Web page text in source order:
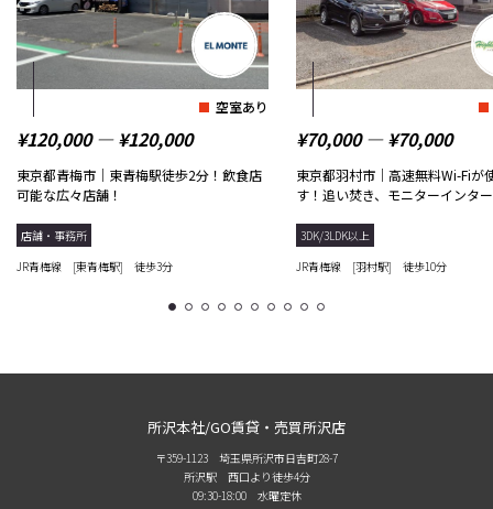
空室あり
¥120,000 ― ¥120,000
東京都青梅市｜東青梅駅徒歩2分！飲食店
可能な広々店舗！
店舗・事務所
JR青梅線 [東青梅駅] 徒歩3分
¥70,000 ― ¥70,000
東京都羽村市｜高速無料Wi-Fiが
す！追い焚き、モニターインタ
3DK/3LDK以上
JR青梅線 [羽村駅] 徒歩10分
1 2 3 4 5 6 7 8 9 10
所沢本社/GO賃貸・売買所沢店
〒359-1123 埼玉県所沢市日吉町28-7
所沢駅 西口より徒歩4分
09:30-18:00 水曜定休